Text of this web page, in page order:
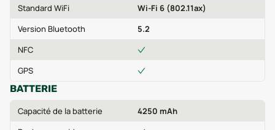
Standard WiFi
Wi-Fi 6 (802.11ax)
Version Bluetooth
5.2
NFC
GPS
BATTERIE
Capacité de la batterie
4250 mAh